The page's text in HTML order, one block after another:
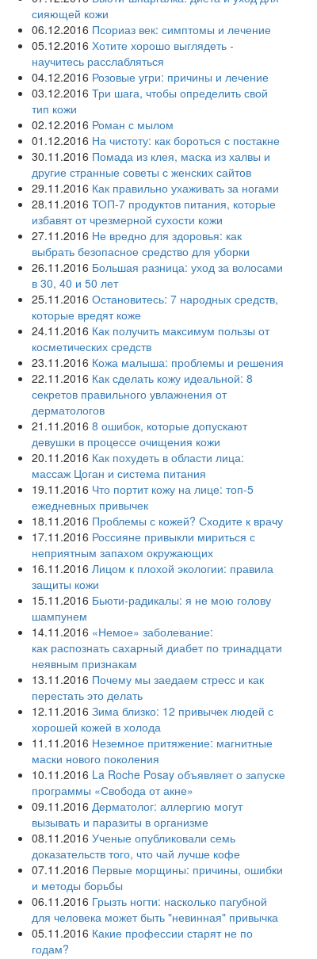
сияющей кожи
06.12.2016 Псориаз век: симптомы и лечение
05.12.2016 Хотите хорошо выглядеть -
научитесь расслабляться
04.12.2016 Розовые угри: причины и лечение
03.12.2016 Три шага, чтобы определить свой
тип кожи
02.12.2016 Роман с мылом
01.12.2016 На чистоту: как бороться с постакне
30.11.2016 Помада из клея, маска из халвы и
другие странные советы с женских сайтов
29.11.2016 Как правильно ухаживать за ногами
28.11.2016 ТОП-7 продуктов питания, которые
избавят от чрезмерной сухости кожи
27.11.2016 Не вредно для здоровья: как
выбрать безопасное средство для уборки
26.11.2016 Большая разница: уход за волосами
в 30, 40 и 50 лет
25.11.2016 Остановитесь: 7 народных средств,
которые вредят коже
24.11.2016 Как получить максимум пользы от
косметических средств
23.11.2016 Кожа малыша: проблемы и решения
22.11.2016 Как сделать кожу идеальной: 8
секретов правильного увлажнения от
дерматологов
21.11.2016 8 ошибок, которые допускают
девушки в процессе очищения кожи
20.11.2016 Как похудеть в области лица:
массаж Цоган и система питания
19.11.2016 Что портит кожу на лице: топ-5
ежедневных привычек
18.11.2016 Проблемы с кожей? Сходите к врачу
17.11.2016 Россияне привыкли мириться с
неприятным запахом окружающих
16.11.2016 Лицом к плохой экологии: правила
защиты кожи
15.11.2016 Бьюти-радикалы: я не мою голову
шампунем
14.11.2016 «Немое» заболевание:
как распознать сахарный диабет по тринадцати
неявным признакам
13.11.2016 Почему мы заедаем стресс и как
перестать это делать
12.11.2016 Зима близко: 12 привычек людей с
хорошей кожей в холода
11.11.2016 Неземное притяжение: магнитные
маски нового поколения
10.11.2016 La Roche Posay объявляет о запуске
программы «Свобода от акне»
09.11.2016 Дерматолог: аллергию могут
вызывать и паразиты в организме
08.11.2016 Ученые опубликовали семь
доказательств того, что чай лучше кофе
07.11.2016 Первые морщины: причины, ошибки
и методы борьбы
06.11.2016 Грызть ногти: насколько пагубной
для человека может быть "невинная" привычка
05.11.2016 Какие профессии старят не по
годам?